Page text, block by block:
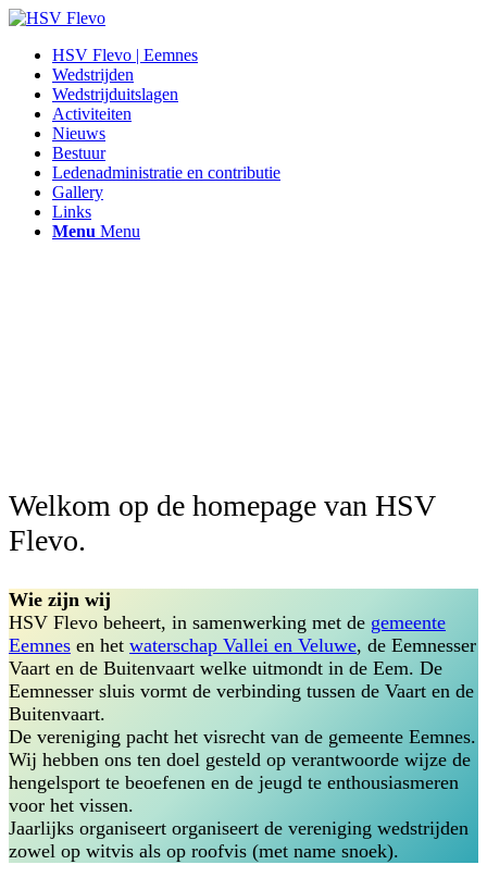
HSV Flevo | Eemnes
Wedstrijden
Wedstrijduitslagen
Activiteiten
Nieuws
Bestuur
Ledenadministratie en contributie
Gallery
Links
Menu Menu
Welkom op de homepage van HSV
Flevo.
Wie zijn wij
HSV Flevo beheert, in samenwerking met de gemeente
Eemnes en het waterschap Vallei en Veluwe, de Eemnesser
Vaart en de Buitenvaart welke uitmondt in de Eem. De
Eemnesser sluis vormt de verbinding tussen de Vaart en de
Buitenvaart.
De vereniging pacht het visrecht van de gemeente Eemnes.
Wij hebben ons ten doel gesteld op verantwoorde wijze de
hengelsport te beoefenen en de jeugd te enthousiasmeren
voor het vissen.
Jaarlijks organiseert organiseert de vereniging wedstrijden
zowel op witvis als op roofvis (met name snoek).